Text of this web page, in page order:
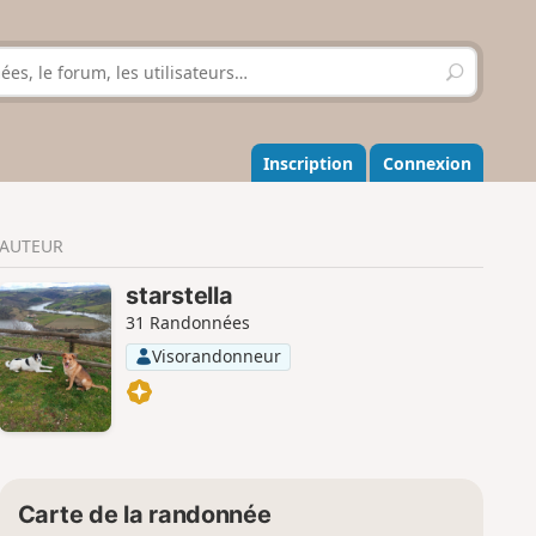
R
e
h
e
r
r
Inscription Connexion
AUTEUR
starstella
31 Randonnées
Visorandonneur
Carte de la randonnée